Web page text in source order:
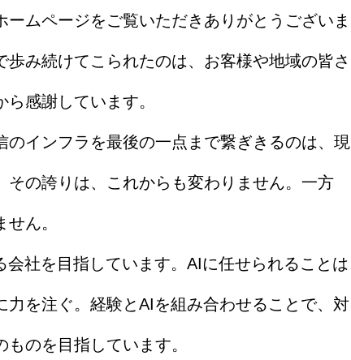
ムページをご覧いただきありがとうございま
み続けてこられたのは、お客様や地域の皆さ
感謝しています。
インフラを最後の一点まで繋ぎきるのは、現
の誇りは、これからも変わりません。一方
ん。
社を目指しています。AIに任せられることは
を注ぐ。経験とAIを組み合わせることで、対
のを目指しています。